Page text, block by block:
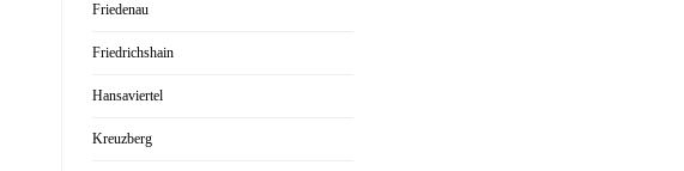
Friedenau
Friedrichshain
Hansaviertel
Kreuzberg